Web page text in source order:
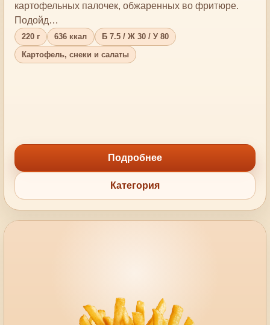
картофельных палочек, обжаренных во фритюре.
Подойд…
220 г 636 ккал
Б 7.5 / Ж 30 / У 80
Картофель, снеки и салаты
Подробнее
Категория